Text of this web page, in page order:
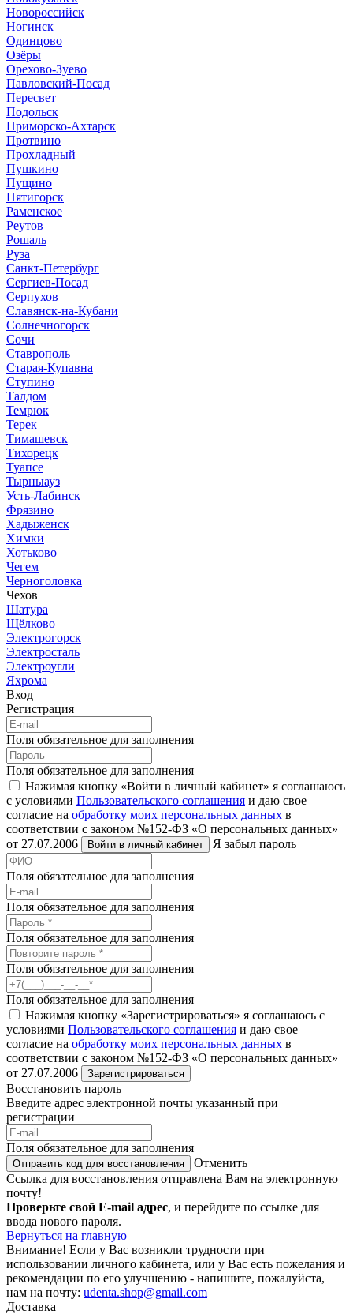
Новороссийск
Ногинск
Одинцово
Озёры
Орехово-Зуево
Павловский-Посад
Пересвет
Подольск
Приморско-Ахтарск
Протвино
Прохладный
Пушкино
Пущино
Пятигорск
Раменское
Реутов
Рошаль
Руза
Санкт-Петербург
Сергиев-Посад
Серпухов
Славянск-на-Кубани
Солнечногорск
Сочи
Ставрополь
Старая-Купавна
Ступино
Талдом
Темрюк
Терек
Тимашевск
Тихорецк
Туапсе
Тырныауз
Усть-Лабинск
Фрязино
Хадыженск
Химки
Хотьково
Чегем
Черноголовка
Чехов
Шатура
Щёлково
Электрогорск
Электросталь
Электроугли
Яхрома
Вход
Регистрация
Поля обязательное для заполнения
Поля обязательное для заполнения
Нажимая кнопку «Войти в личный кабинет» я соглашаюсь
с условиями Пользовательского соглашения и даю свое
согласие на обработку моих персональных данных в
соответствии с законом №152-ФЗ «О персональных данных»
от 27.07.2006
Войти в личный кабинет Я забыл пароль
Поля обязательное для заполнения
Поля обязательное для заполнения
Поля обязательное для заполнения
Поля обязательное для заполнения
Поля обязательное для заполнения
Нажимая кнопку «Зарегистрироваться» я соглашаюсь с
условиями Пользовательского соглашения и даю свое
согласие на обработку моих персональных данных в
соответствии с законом №152-ФЗ «О персональных данных»
от 27.07.2006
Зарегистрироваться
Восстановить пароль
Введите адрес электронной почты указанный при
регистрации
Поля обязательное для заполнения
Отправить код для восстановления
Отменить
Ссылка для восстановления отправлена Вам на электронную
почту!
Проверьте свой E-mail адрес, и перейдите по ссылке для
ввода нового пароля.
Вернуться на главную
Внимание! Если у Вас возникли трудности при
использовании личного кабинета, или у Вас есть пожелания и
рекомендации по его улучшению - напишите, пожалуйста,
нам на почту: udenta.shop@gmail.com
Доставка